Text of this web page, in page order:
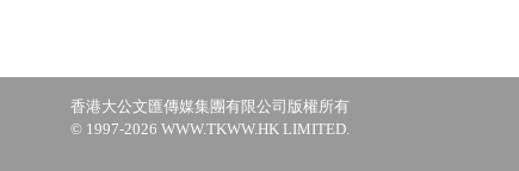
香港大公文匯傳媒集團有限公司版權所有
© 1997-2026 WWW.TKWW.HK LIMITED.